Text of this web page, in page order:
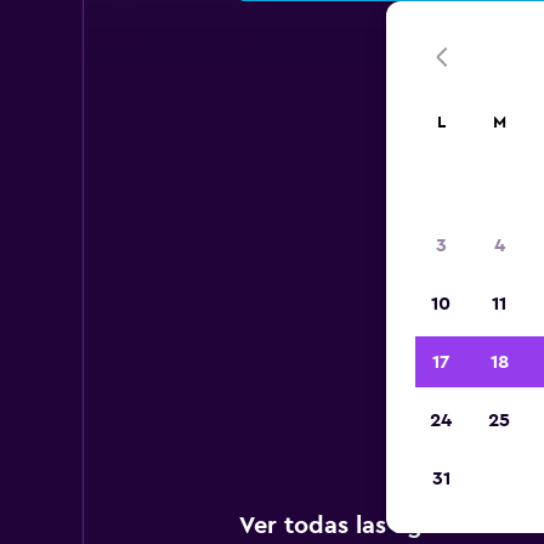
A
Ver todas las agencias de
L M
3 4
10 11
17 18
24 25
31